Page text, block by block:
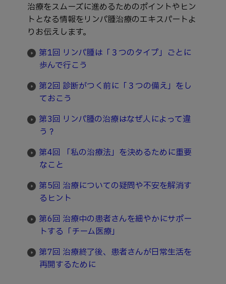
治療をスムーズに進めるためのポイントやヒン
トとなる情報をリンパ腫治療のエキスパートよ
りお伝えします。
第1回 リンパ腫は「３つのタイプ」ごとに
歩んで行こう
第2回 診断がつく前に「３つの備え」をし
ておこう
第3回 リンパ腫の治療はなぜ人によって違
う？
第4回 「私の治療法」を決めるために重要
なこと
第5回 治療についての疑問や不安を解消す
るヒント
第6回 治療中の患者さんを細やかにサポー
トする「チーム医療」
第7回 治療終了後、患者さんが日常生活を
再開するために